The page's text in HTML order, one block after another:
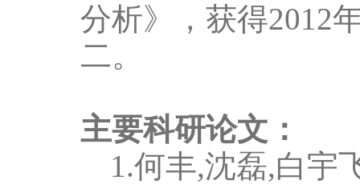
分析》，获得2012
二。
主要科研论文：
1.何丰,沈磊,白宇